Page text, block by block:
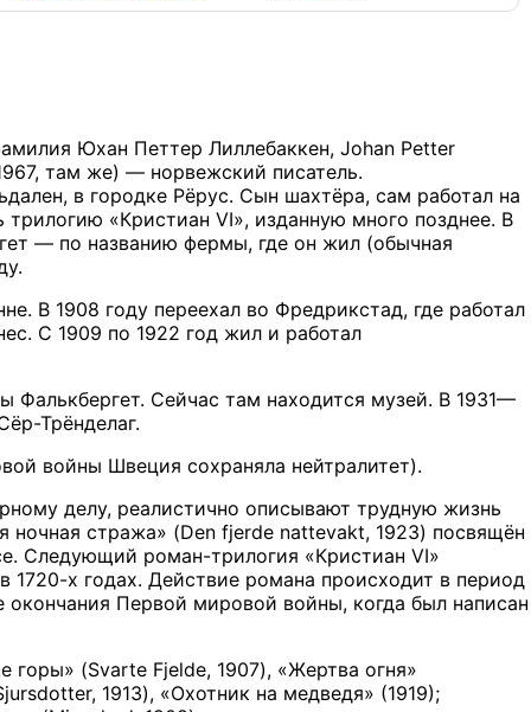
Юхан Петтер Лиллебаккен, Johan Petter
там же) — норвежский писатель.
в городке Рёрус. Сын шахтёра, сам работал на
«Кристиан VI», изданную много позднее. В
— по названию фермы, где он жил (обычная
В 1908 году переехал во Фредрикстад, где работал
С 1909 по 1922 год жил и работал
Фалькбергет. Сейчас там находится музей. В 1931—
Трёнделаг.
войны Швеция сохраняла нейтралитет).
делу, реалистично описывают трудную жизнь
ночная стража» (Den fjerde nattevakt, 1923) посвящён
Следующий роман-трилогия «Кристиан VI»
х годах. Действие романа происходит в период
Первой мировой войны, когда был написан
горы» (Svarte Fjelde, 1907), «Жертва огня»
1913), «Охотник на медведя» (1919);